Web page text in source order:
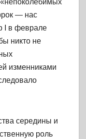
«непоколебимых
— нас
I в феврале
никто не
изменниками
середины и
роль